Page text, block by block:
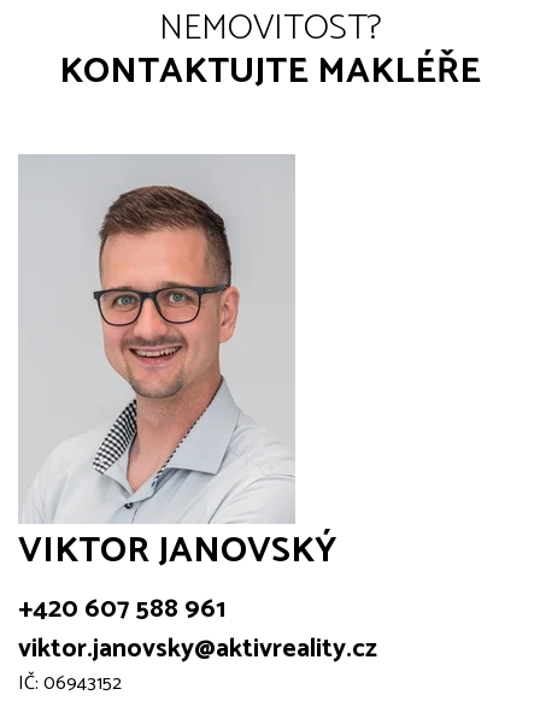
NEMOVITOST?
KONTAKTUJTE MAKLÉŘE
VIKTOR JANOVSKÝ
+420 607 588 961
viktor.janovsky@aktivreality.cz
IČ: 06943152